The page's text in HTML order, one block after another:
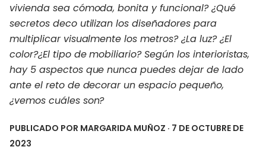
vivienda sea cómoda, bonita y funcional? ¿Qué
secretos deco utilizan los diseñadores para
multiplicar visualmente los metros? ¿La luz? ¿El
color?¿El tipo de mobiliario? Según los interioristas,
hay 5 aspectos que nunca puedes dejar de lado
ante el reto de decorar un espacio pequeño,
¿vemos cuáles son?
PUBLICADO POR MARGARIDA MUÑOZ · 7 DE OCTUBRE DE
2023